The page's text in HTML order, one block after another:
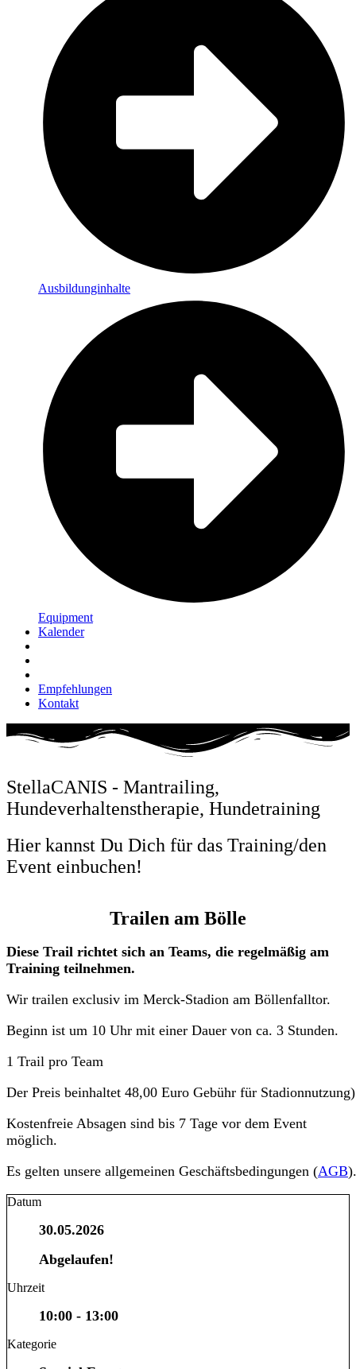
Ausbildunginhalte
Equipment
Kalender
Empfehlungen
Kontakt
StellaCANIS - Mantrailing,
Hundeverhaltenstherapie, Hundetraining
Hier kannst Du Dich für das Training/den
Event einbuchen!
Trailen am Bölle
Diese Trail richtet sich an Teams, die regelmäßig am
Training teilnehmen.
Wir trailen exclusiv im Merck-Stadion am Böllenfalltor.
Beginn ist um 10 Uhr mit einer Dauer von ca. 3 Stunden.
1 Trail pro Team
Der Preis beinhaltet 48,00 Euro Gebühr für Stadionnutzung)
Kostenfreie Absagen sind bis 7 Tage vor dem Event
möglich.
Es gelten unsere allgemeinen Geschäftsbedingungen (AGB).
Datum
30.05.2026
Abgelaufen!
Uhrzeit
10:00 - 13:00
Kategorie